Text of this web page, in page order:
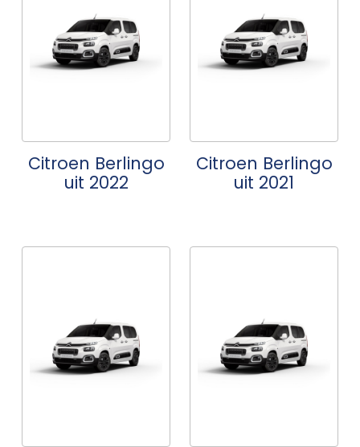
Citroen Berlingo
uit 2022
Citroen Berlingo
uit 2021